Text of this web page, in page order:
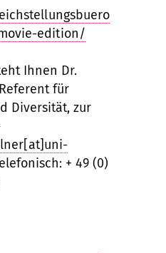
edition/
Ihnen Dr.
für
Diversität, zur
+ 49 (0)